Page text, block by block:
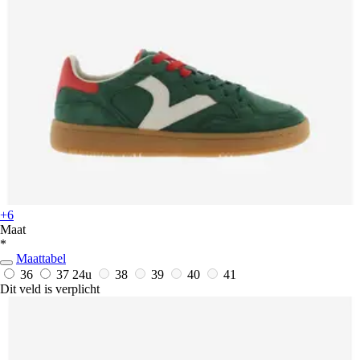
+6
Maat
*
Maattabel
36
37 24u 38 39 40
41
Dit veld is verplicht